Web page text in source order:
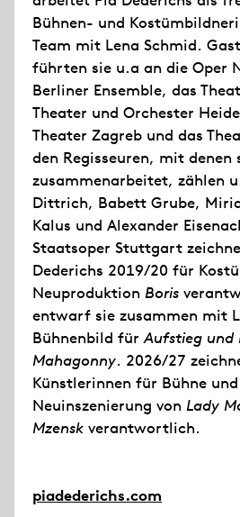
Bühnen- und
Team mit Lena Schmid.
führten sie u.a an die Oper
Berliner Ensemble, das
Theater und Orchester
Theater Zagreb und das
den Regisseuren, mit denen
zusammenarbeitet, zählen
Dittrich, Babett Grube,
Kalus und Alexander
Staatsoper Stuttgart
Dederichs 2019/20 für
Neuproduktion Boris
entwarf sie zusammen mit
Bühnenbild fürAufstieg und
Mahagonny. 2026/27
Künstlerinnen für Bühne
Neuinszenierung von Lady
Mzensk verantwortlich.
piadederichs.com